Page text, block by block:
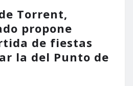
Torrent,
propone
de fiestas
la del Punto de